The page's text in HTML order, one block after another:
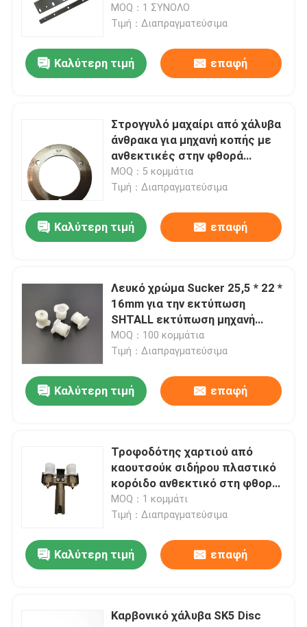
Σχετικά με εμάς
Επισκεψή εργοστασίου
Επικοινωνήστε μαζί μας
Ειδήσεις
Υποθέσεις
Μέρη εκτύπωσης όφσετ
Μέρη μηχανών εκτύπωσης της Χαϋδελβέργης
Εναλλακτικά μέρη Muller Martini
Ζώνη αναρρόφησης
Wash Up Blades
Ανταλλακτικά μηχανών όφσετ
εξαρτημάτων πτυσσόμενων
μηχανών
MOQ：1 ΣΥΝΟΛΟ
Τιμή：Διαπραγματεύσιμα
Καλύτερη τιμή επαφή
Στρογγυλό μαχαίρι από χάλυβα
άνθρακα για μηχανή κοπής με
ανθεκτικές στην φθορά
ιδιότητες
MOQ：5 κομμάτια
Τιμή：Διαπραγματεύσιμα
Καλύτερη τιμή επαφή
Λευκό χρώμα Sucker 25,5 * 22 *
16mm για την εκτύπωση
SHTALL εκτύπωση μηχανή
Offset εκτύπωση
καταναλωτικά
MOQ：100 κομμάτια
Τιμή：Διαπραγματεύσιμα
Καλύτερη τιμή επαφή
Τροφοδότης χαρτιού από
καουτσούκ σιδήρου πλαστικό
κορόιδο ανθεκτικό στη φθορά
Εξαρτήματα μηχανών
αναδίπλωσης
MOQ：1 κομμάτι
Τιμή：Διαπραγματεύσιμα
Καλύτερη τιμή επαφή
Καρβονικό χάλυβα SK5 Disc